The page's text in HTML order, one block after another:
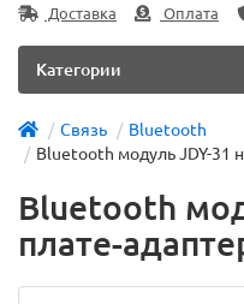
Доставка Оплата
Категории
Связь
Bluetooth
Bluetooth модуль JDY-31
Bluetooth
плате-